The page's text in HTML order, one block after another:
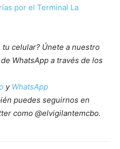
por el Terminal La
celular? Únete a nuestro
WhatsApp a través de los
y WhatsApp
puedes seguirnos en
como @elvigilantemcbo.